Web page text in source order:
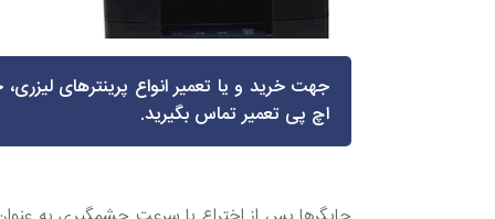
جهت خرید و یا تعمیر انواع پرینترهای
اچ‌ پی تعمیر تماس بگیرید.